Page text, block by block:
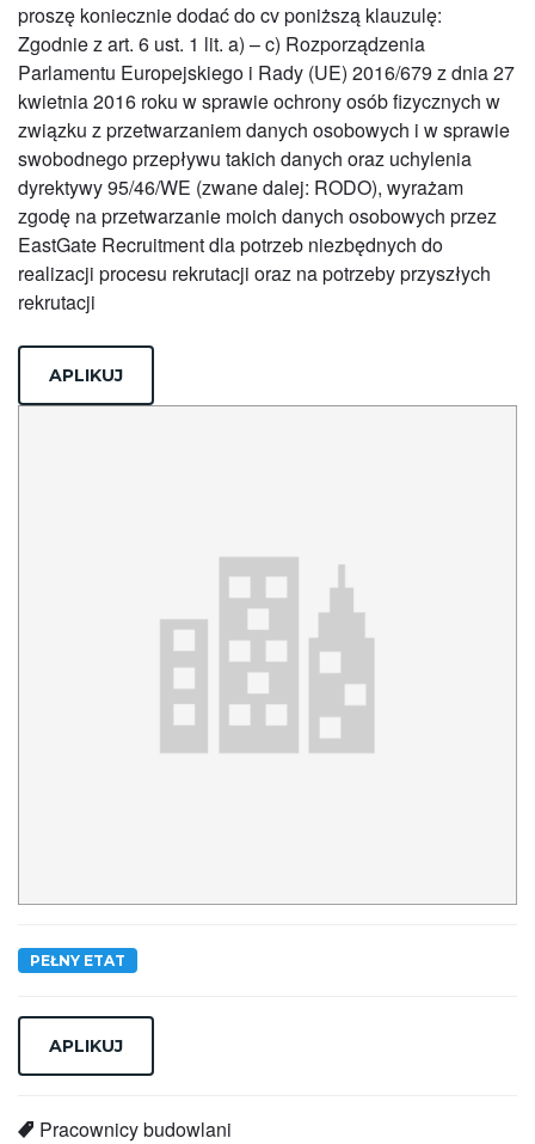
proszę koniecznie dodać do cv poniższą klauzulę:
Zgodnie z art. 6 ust. 1 lit. a) – c) Rozporządzenia
Parlamentu Europejskiego i Rady (UE) 2016/679 z dnia 27
kwietnia 2016 roku w sprawie ochrony osób fizycznych w
związku z przetwarzaniem danych osobowych i w sprawie
swobodnego przepływu takich danych oraz uchylenia
dyrektywy 95/46/WE (zwane dalej: RODO), wyrażam
zgodę na przetwarzanie moich danych osobowych przez
EastGate Recruitment dla potrzeb niezbędnych do
realizacji procesu rekrutacji oraz na potrzeby przyszłych
rekrutacji
PEŁNY ETAT
Pracownicy budowlani